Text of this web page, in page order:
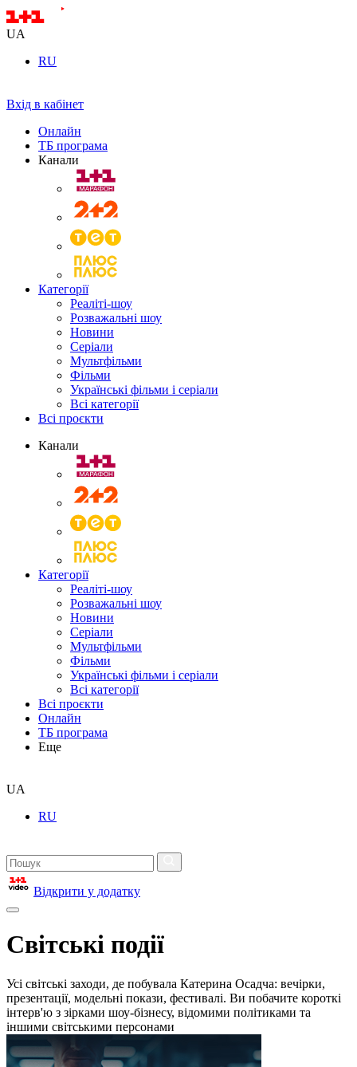
UA
RU
Вхід в кабінет
Онлайн
ТБ програма
Канали
Категорії
Реаліті-шоу
Розважальні шоу
Новини
Серіали
Мультфільми
Фільми
Українські фільми і серіали
Всі категорії
Всі проєкти
Канали
Категорії
Реаліті-шоу
Розважальні шоу
Новини
Серіали
Мультфільми
Фільми
Українські фільми і серіали
Всі категорії
Всі проєкти
Онлайн
ТБ програма
Еще
UA
RU
Відкрити у додатку
Світські події
Усі світські заходи, де побувала Катерина Осадча: вечірки,
презентації, модельні покази, фестивалі. Ви побачите короткі
інтерв'ю з зірками шоу-бізнесу, відомими політиками та
іншими світськими персонами